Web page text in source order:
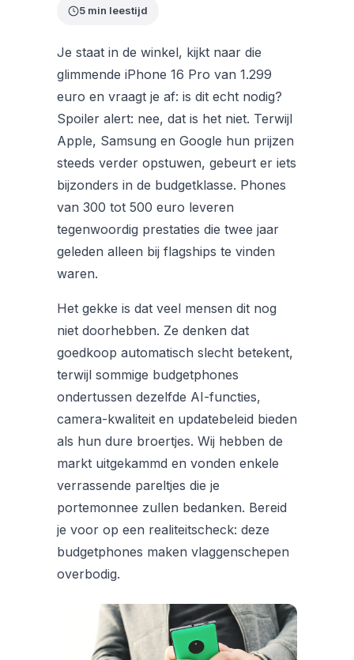
5 min leestijd
Je staat in de winkel, kijkt naar die
glimmende iPhone 16 Pro van 1.299
euro en vraagt je af: is dit echt nodig?
Spoiler alert: nee, dat is het niet. Terwijl
Apple, Samsung en Google hun prijzen
steeds verder opstuwen, gebeurt er iets
bijzonders in de budgetklasse. Phones
van 300 tot 500 euro leveren
tegenwoordig prestaties die twee jaar
geleden alleen bij flagships te vinden
waren.
Het gekke is dat veel mensen dit nog
niet doorhebben. Ze denken dat
goedkoop automatisch slecht betekent,
terwijl sommige budgetphones
ondertussen dezelfde AI-functies,
camera-kwaliteit en updatebeleid bieden
als hun dure broertjes. Wij hebben de
markt uitgekammd en vonden enkele
verrassende pareltjes die je
portemonnee zullen bedanken. Bereid
je voor op een realiteitscheck: deze
budgetphones maken vlaggenschepen
overbodig.